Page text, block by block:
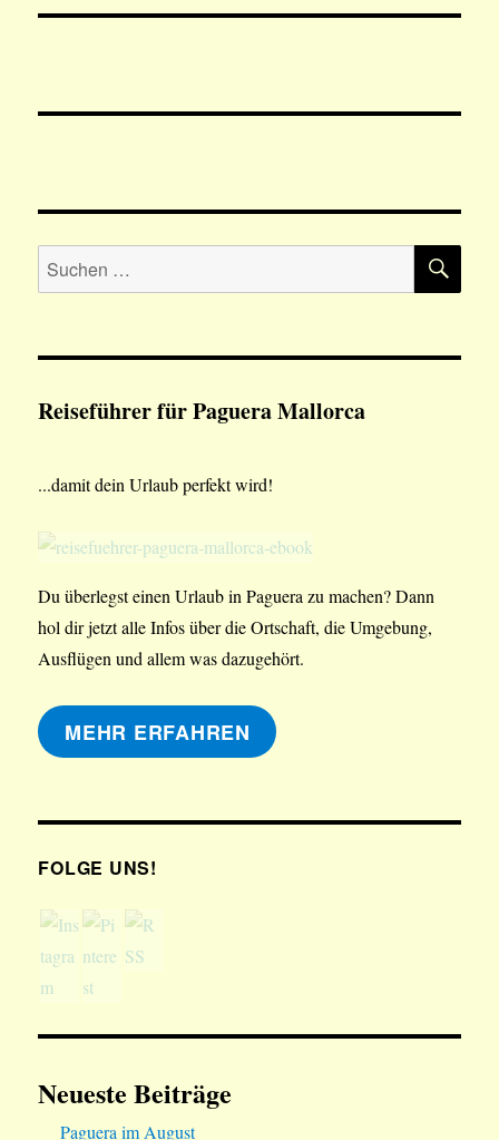
Suchen
nach:
Reiseführer für Paguera Mallorca
...damit dein Urlaub perfekt wird!
Du überlegst einen Urlaub in Paguera zu machen? Dann
hol dir jetzt alle Infos über die Ortschaft, die Umgebung,
Ausflügen und allem was dazugehört.
MEHR ERFAHREN
FOLGE UNS!
Neueste Beiträge
Paguera im August